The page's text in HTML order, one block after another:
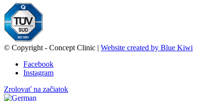
© Copyright - Concept Clinic | Website created by Blue Kiwi
Facebook
Instagram
Zrolovať na začiatok